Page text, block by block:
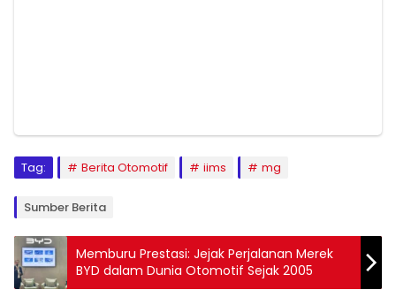
Tag: Berita Otomotif iims mg
Sumber Berita
Memburu Prestasi: Jejak Perjalanan Merek
BYD dalam Dunia Otomotif Sejak 2005